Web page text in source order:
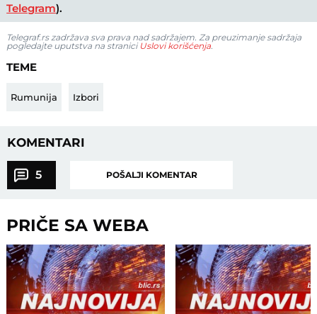
Telegram).
Telegraf.rs zadržava sva prava nad sadržajem. Za preuzimanje sadržaja
pogledajte uputstva na stranici Uslovi korišćenja.
TEME
Rumunija Izbori
KOMENTARI
5 POŠALJI KOMENTAR
PRIČE SA WEBA